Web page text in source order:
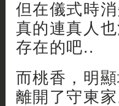
但在儀式時
真的連真人
存在的吧..
而桃香，明
離開了守東家